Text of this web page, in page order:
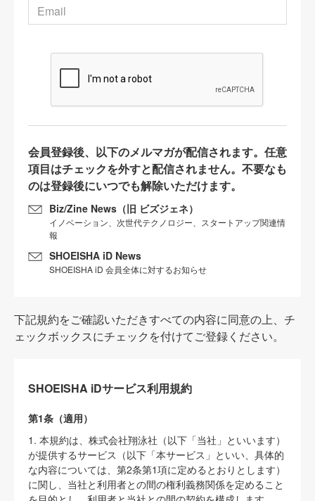
会員登録後、以下のメルマガが配信されます。任意
項目はチェックを外すと配信されません。不要なも
のは登録後にいつでも解除いただけます。
Biz/Zine News（旧 ビズジェネ）
イノベーション、次世代テクノロジー、スタートアップ関連情
報
SHOEISHA iD News
SHOEISHA iD 会員全体に対するお知らせ
下記規約をご確認いただきすべての内容に同意の上、チ
ェックボックスにチェックを付けてご登録ください。
SHOEISHA iDサービス利用規約
第1条（適用）
1. 本規約は、株式会社翔泳社（以下「当社」といいます）
が提供するサービス（以下「本サービス」といい、具体的
な内容については、第2条第1項に定めるとおりとします）
に関し、当社と利用者との間の権利義務関係を定めること